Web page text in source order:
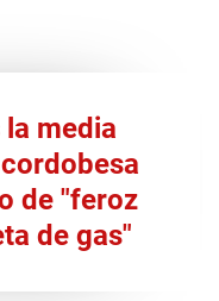
media
de "feroz
de gas"